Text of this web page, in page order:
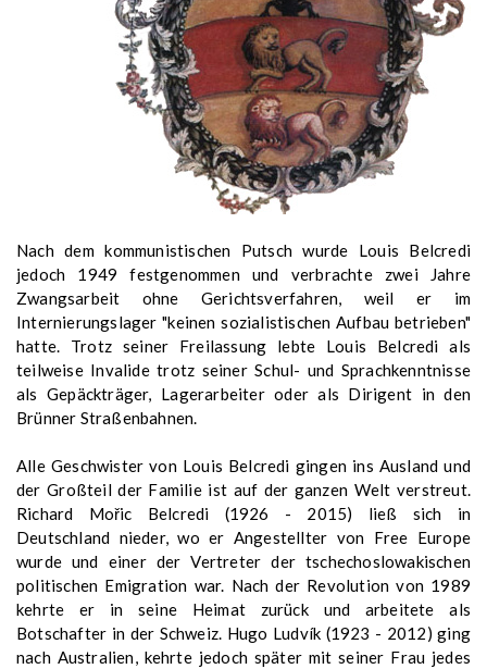
Nach dem kommunistischen Putsch wurde Louis Belcredi
jedoch 1949 festgenommen und verbrachte zwei Jahre
Zwangsarbeit ohne Gerichtsverfahren, weil er im
Internierungslager "keinen sozialistischen Aufbau betrieben"
hatte. Trotz seiner Freilassung lebte Louis Belcredi als
teilweise Invalide trotz seiner Schul- und Sprachkenntnisse
als Gepäckträger, Lagerarbeiter oder als Dirigent in den
Brünner Straßenbahnen.
Alle Geschwister von Louis Belcredi gingen ins Ausland und
der Großteil der Familie ist auf der ganzen Welt verstreut.
Richard Mořic Belcredi (1926 - 2015) ließ sich in
Deutschland nieder, wo er Angestellter von Free Europe
wurde und einer der Vertreter der tschechoslowakischen
politischen Emigration war. Nach der Revolution von 1989
kehrte er in seine Heimat zurück und arbeitete als
Botschafter in der Schweiz. Hugo Ludvík (1923 - 2012) ging
nach Australien, kehrte jedoch später mit seiner Frau jedes